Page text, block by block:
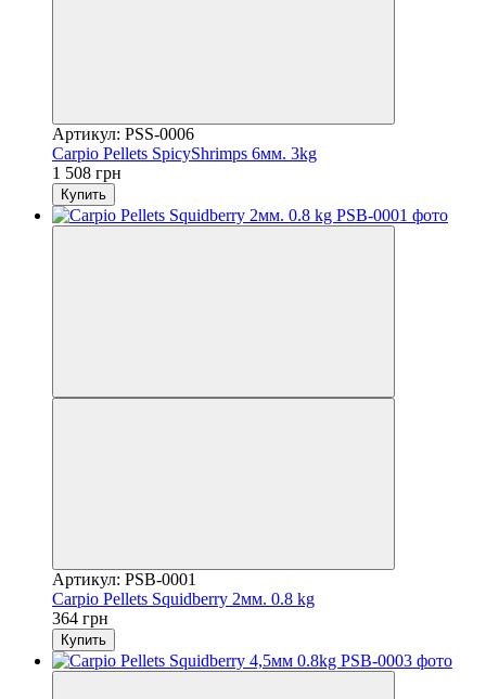
Артикул: PSS-0006
Carpio Pellets SpicyShrimps 6мм. 3kg
1 508 грн
Купить
Артикул: PSB-0001
Carpio Pellets Squidberry 2мм. 0.8 kg
364 грн
Купить